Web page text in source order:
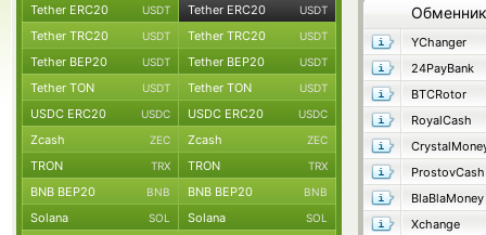
Обменник
YChanger
24PayBank
BTCRotor
RoyalCash
ProstovCash
BlaBlaMoney
Xchange
Tether ERC20 USDT Tether ERC20 USDT
Tether TRC20 USDT Tether TRC20 USDT
Tether BEP20 USDT Tether BEP20 USDT
Tether TON USDT Tether TON USDT
USDC ERC20 USDC USDC ERC20 USDC
Zcash ZEC Zcash ZEC
TRON TRX TRON TRX
BNB BEP20 BNB BNB BEP20 BNB
Solana SOL Solana SOL